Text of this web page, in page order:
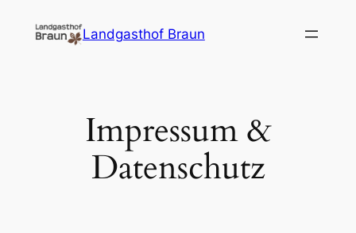
Inhalt
Landgasthof Braun
Impressum &
Datenschutz